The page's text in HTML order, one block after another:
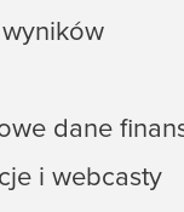
dane
i webcasty